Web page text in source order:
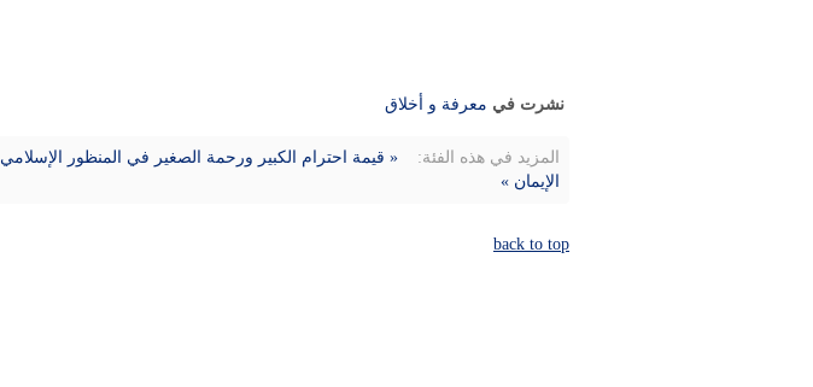
نشرت في معرفة و أخلاق
المزيد في هذه الفئة: « قيمة احترام الكبير ورحمة الصغير في المنظور الإسلامي
الإيمان »
back to top